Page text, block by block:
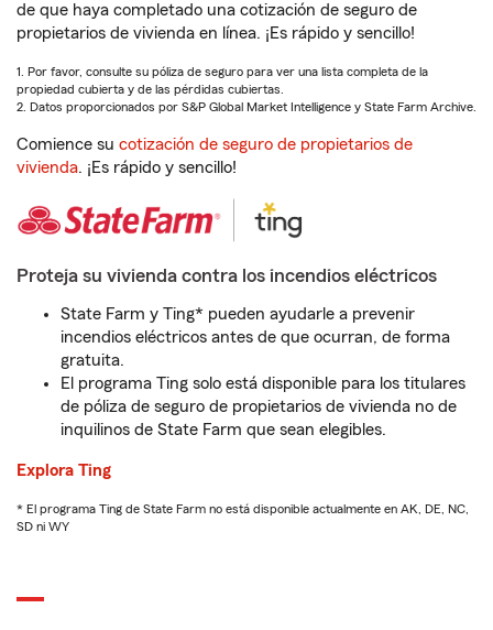
de que haya completado una cotización de seguro de
propietarios de vivienda en línea. ¡Es rápido y sencillo!
1. Por favor, consulte su póliza de seguro para ver una lista completa de la
propiedad cubierta y de las pérdidas cubiertas.
2. Datos proporcionados por S&P Global Market Intelligence y State Farm Archive.
Comience su cotización de seguro de propietarios de
vivienda. ¡Es rápido y sencillo!
Proteja su vivienda contra los incendios eléctricos
State Farm y Ting* pueden ayudarle a prevenir
incendios eléctricos antes de que ocurran, de forma
gratuita.
El programa Ting solo está disponible para los titulares
de póliza de seguro de propietarios de vivienda no de
inquilinos de State Farm que sean elegibles.
Explora Ting
* El programa Ting de State Farm no está disponible actualmente en AK, DE, NC,
SD ni WY